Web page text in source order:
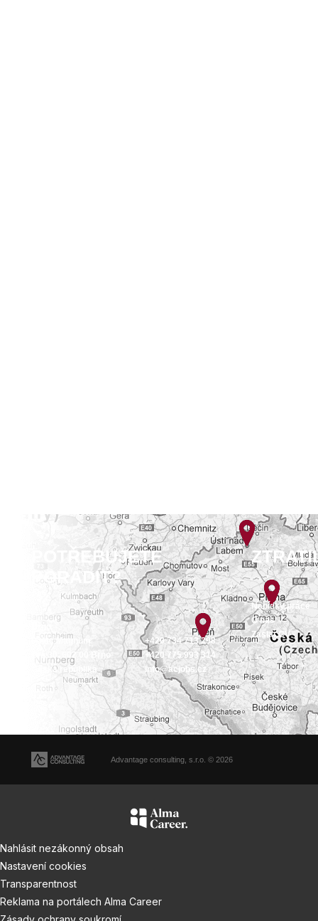
POTŘEBUJETE
PORADIT?
Palác Magnum
Orlí 36, 602 00 Brno
Česká republika
+420 734 713 298
+420 775 993 314
info@acjobs.cz
Nabídky práce
O nás
Zaslat CV
Advantage consulting, s.r.o. © 2026
Nahlásit nezákonný obsah
Nastavení cookies
Transparentnost
Reklama na portálech Alma Career